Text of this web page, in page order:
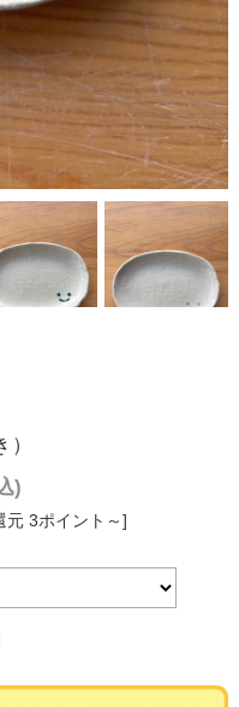
)
元 3ポイント～]